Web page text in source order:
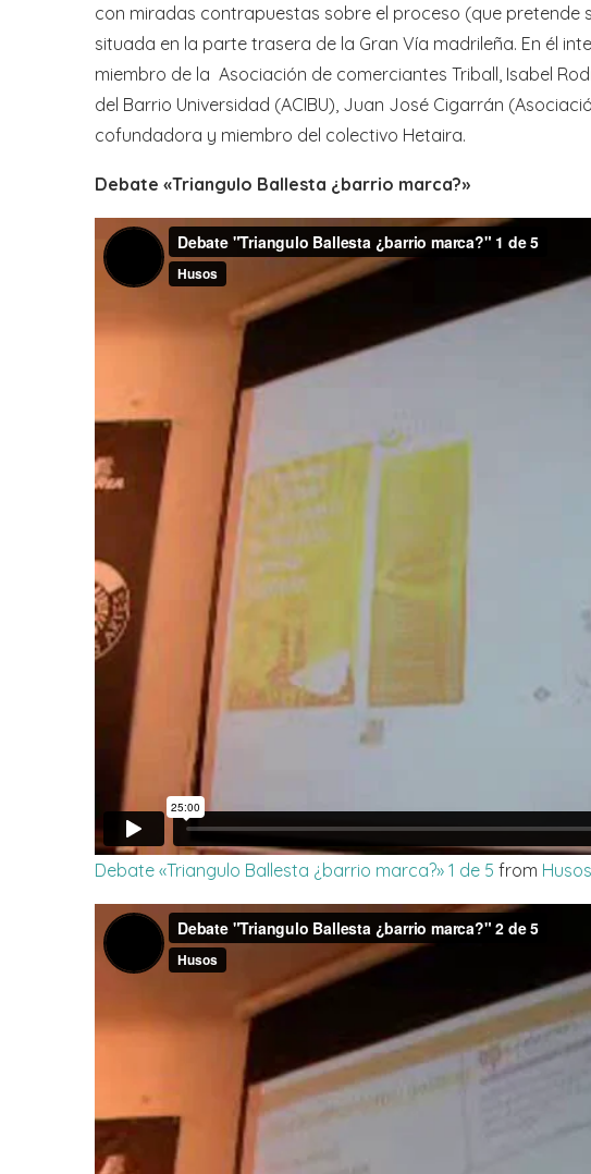
con miradas contrapuestas sobre el proceso (que pretende
situada en la parte trasera de la Gran Vía madrileña. En él
miembro de la Asociación de comerciantes Triball, Isabel
del Barrio Universidad (ACIBU), Juan José Cigarrán
cofundadora y miembro del colectivo Hetaira.
Debate «Triangulo Ballesta ¿barrio marca?»
Debate «Triangulo Ballesta ¿barrio marca?» 1 de 5 from Husos